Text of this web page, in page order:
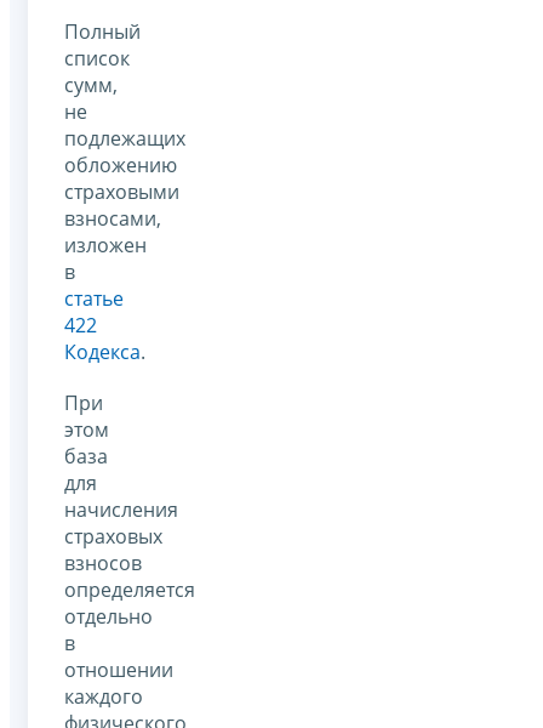
Полный
список
сумм,
не
подлежащих
обложению
страховыми
взносами,
изложен
в
статье
422
Кодекса.
При
этом
база
для
начисления
страховых
взносов
определяется
отдельно
в
отношении
каждого